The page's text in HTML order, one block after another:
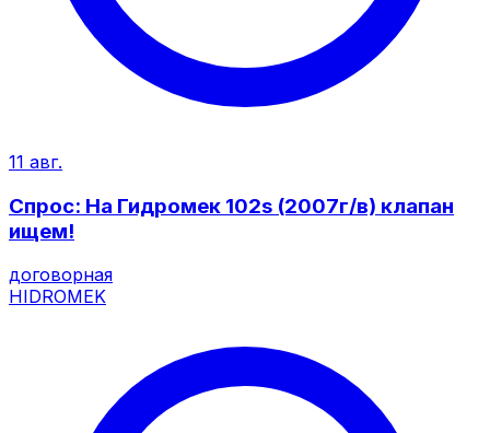
11 авг.
Спрос: На Гидромек 102s (2007г/в) клапан
ищем!
договорная
HIDROMEK